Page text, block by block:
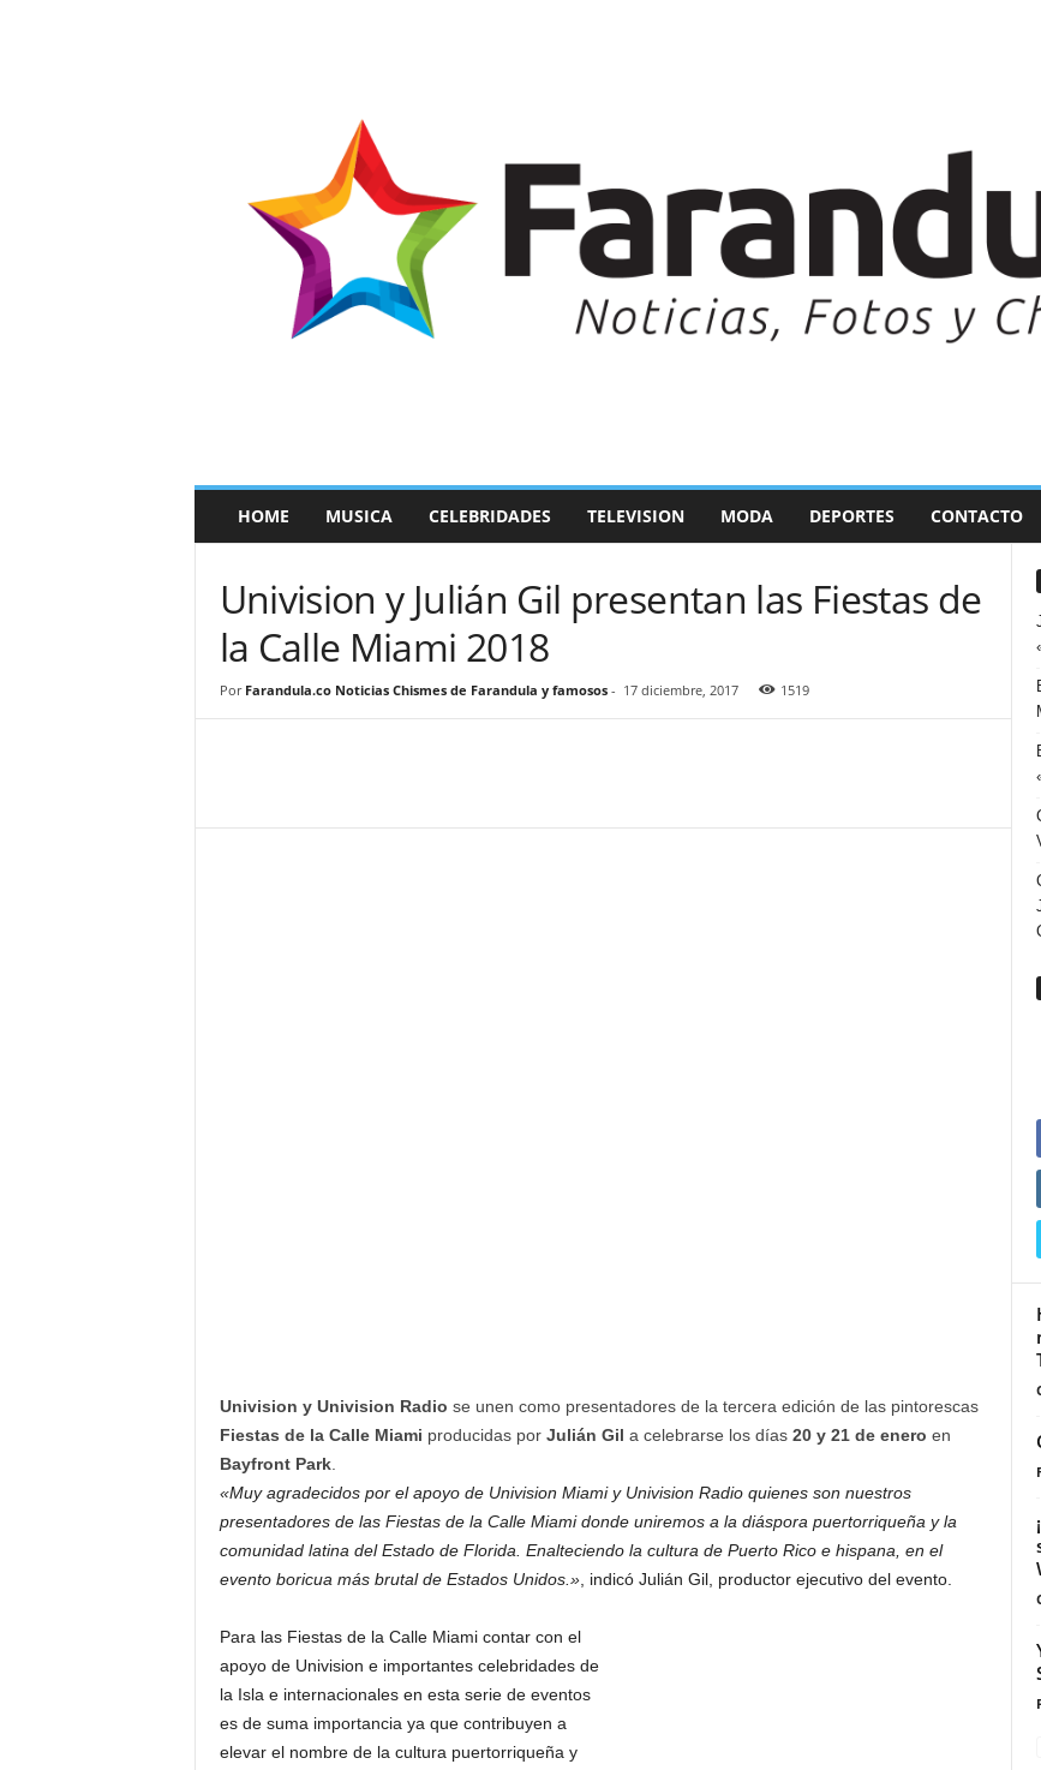
a
a
N
HOME MUSICA CELEBRIDADES TELEVISION MODA DEPORTES CONTACTO
Univision y Julián Gil presentan las Fiestas de
la Calle Miami 2018
Por Farandula.co Noticias Chismes de Farandula y famosos- 17 diciembre, 2017 1519
Univision y Univision Radio se unen como presentadores de la tercera edición de las pintorescas
Fiestas de la Calle Miami producidas por Julián Gil a celebrarse los días 20 y 21 de enero en
Bayfront Park.
«Muy agradecidos por el apoyo de Univision Miami y Univision Radio quienes son nuestros
presentadores de las Fiestas de la Calle Miami donde uniremos a la diáspora puertorriqueña y la
comunidad latina del Estado de Florida. Enalteciendo la cultura de Puerto Rico e hispana, en el
evento boricua más brutal de Estados Unidos.», indicó Julián Gil, productor ejecutivo del evento.
Para las Fiestas de la Calle Miami contar con el
apoyo de Univision e importantes celebridades de
la Isla e internacionales en esta serie de eventos
es de suma importancia ya que contribuyen a
elevar el nombre de la cultura puertorriqueña y